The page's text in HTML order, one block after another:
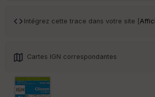
Intégrez cette trace dans votre site [
Cartes IGN correspondantes